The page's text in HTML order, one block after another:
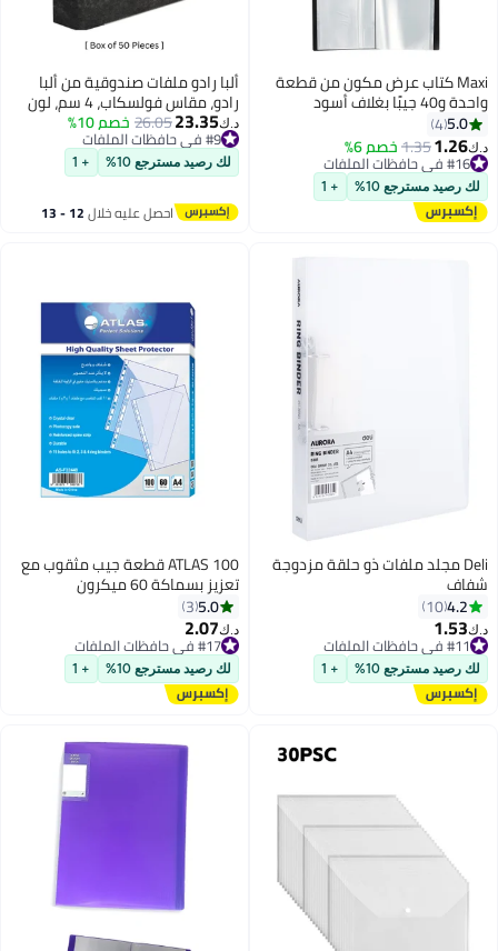
Maxi كتاب عرض مكون من قطعة
واحدة و40 جيبًا بغلاف أسود
5.0
4
د.ك‏1.26
1.35خصم 6%
#16 في حافظات الملفات
#16 في حافظات الملفات
لك رصيد مسترجع 10% + 1
ألبا رادو ملفات صندوقية من ألبا
رادو، مقاس فولسكاب، 4 سم، لون
أسود - مجموعة من 50 قطعة
د.ك‏23.35
26.05خصم 10%
#9 في حافظات الملفات
#9 في حافظات الملفات
لك رصيد مسترجع 10% + 1
احصل عليه خلال 12 - 13
اغسطس
Deli مجلد ملفات ذو حلقة مزدوجة
شفاف
4.2
10
د.ك‏1.53
#11 في حافظات الملفات
#11 في حافظات الملفات
لك رصيد مسترجع 10% + 1
ATLAS 100 قطعة جيب مثقوب مع
تعزيز بسماكة 60 ميكرون
5.0
3
د.ك‏2.07
#17 في حافظات الملفات
#17 في حافظات الملفات
لك رصيد مسترجع 10% + 1